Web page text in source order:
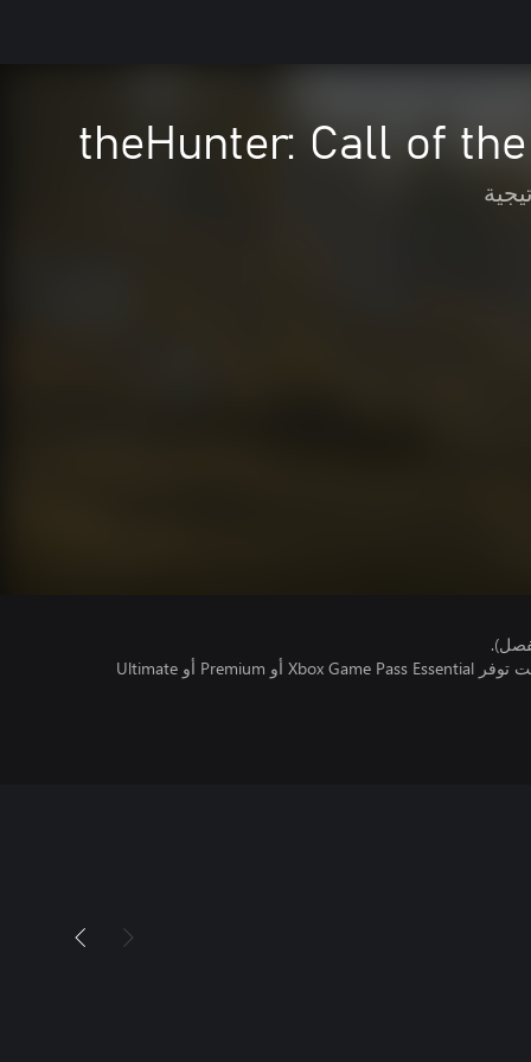
theHunter: Call of
تتطلب اللعبة متعددة اللاعبين عبر الإنترنت توفر Xbox Game Pass Essential أو Premium أو Ultimate